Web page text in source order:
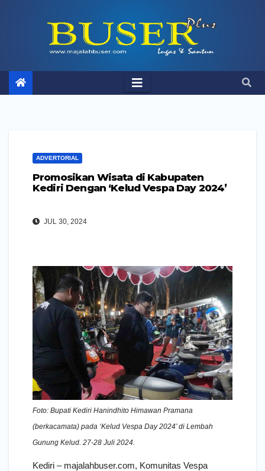
ADVERTORIAL
Promosikan Wisata di Kabupaten
Kediri Dengan ‘Kelud Vespa Day 2024’
JUL 30, 2024
Foto: Bupati Kediri Hanindhito Himawan Pramana
(berkacamata) pada ‘Kelud Vespa Day 2024’ di Lembah
Gunung Kelud. 27-28 Juli 2024.
Kediri – majalahbuser.com, Komunitas Vespa